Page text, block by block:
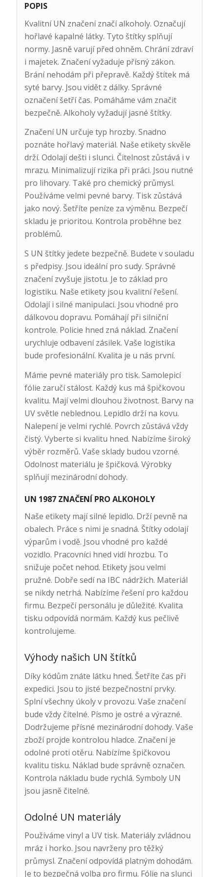
POPIS
Kvalitní UN značení značí alkoholy. Označují
hořlavé kapalné látky. Tyto štítky splňují
normy. Jasně varují před ohněm. Chrání zdraví
i majetek. Značení vyžaduje přísný zákon.
Brání nehodám při přepravě. Každý štítek má
syté barvy. Jsou vidět z dálky. Správné
označení šetří čas. Pomáháme vám značit
bezpečně. Alkoholy vyžadují jasné štítky.
Značení UN určuje typ hrozby. Snadno
poznáte hořlavý materiál. Naše etikety skvěle
drží. Odolají dešti i slunci. Čitelnost zůstává i v
mrazu. Minimalizují rizika při práci. Jsou nutné
pro lihovary. Také pro chemický průmysl.
Používáme velmi pevné barvy. Tisk zůstává
jako nový. Šetříte peníze za výměnu. Bezpečí
skladu je prioritou. Kontrola proběhne bez
problémů.
S UN štítky jedete bezpečně. Budete v souladu
s předpisy. Jsou ideální pro sudy. Správné
značení zvyšuje jistotu. Je to základ pro
logistiku. Naše etikety jsou kvalitní řešení.
Odolají i silné manipulaci. Jsou vhodné pro
dálkovou dopravu. Pomáhají při silniční
kontrole. Policie hned zná náklad. Značení
urychluje odbavení zásilek. Vaše logistika
bude profesionální. Kvalita je u nás první.
Máme pevné materiály pro tisk. Samolepicí
fólie zaručí stálost. Každý kus má špičkovou
kvalitu. Mají velmi dlouhou životnost. Barvy na
UV světle neblednou. Lepidlo drží na kovu.
Nalepení je velmi rychlé. Povrch zůstává vždy
čistý. Vyberte si kvalitu hned. Nabízíme široký
výběr rozměrů. Vaše sklady budou vzorné.
Odolnost materiálu je špičková. Výrobky
splňují mezinárodní dohody.
UN 1987 ZNAČENÍ PRO ALKOHOLY
Naše etikety mají silné lepidlo. Drží pevně na
obalech. Práce s nimi je snadná. Štítky odolají
výparům i vodě. Jsou vhodné pro každé
vozidlo. Pracovníci hned vidí hrozbu. To
snižuje počet nehod. Etikety jsou velmi
pružné. Dobře sedí na IBC nádržích. Materiál
se nikdy netrhá. Nabízíme řešení pro každou
firmu. Bezpečí personálu je důležité. Kvalita
tisku odpovídá normám. Každý kus pečlivě
kontrolujeme.
Výhody našich UN štítků
Díky kódům znáte látku hned. Šetříte čas při
expedici. Jsou to jisté bezpečnostní prvky.
Splní všechny úkoly v provozu. Vaše značení
bude vždy čitelné. Písmo je ostré a výrazné.
Dodržujeme přísné mezinárodní dohody. Vaše
zboží projde kontrolou hladce. Značení je
odolné proti otěru. Nabízíme špičkovou
kvalitu tisku. Náklad bude správně označen.
Kontrola nákladu bude rychlá. Symboly UN
jsou jasně čitelné.
Odolné UN materiály
Používáme vinyl a UV tisk. Materiály zvládnou
mráz i horko. Jsou navrženy pro těžký
průmysl. Značení odpovídá platným dohodám.
Je to bezpečná volba pro firmu. Fólie na slunci